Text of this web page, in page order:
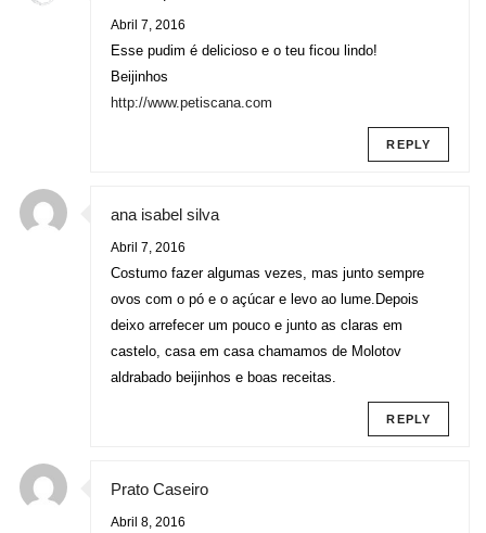
Abril 7, 2016
Esse pudim é delicioso e o teu ficou lindo!
Beijinhos
http://www.petiscana.com
REPLY
ana isabel silva
Abril 7, 2016
Costumo fazer algumas vezes, mas junto sempre
ovos com o pó e o açúcar e levo ao lume.Depois
deixo arrefecer um pouco e junto as claras em
castelo, casa em casa chamamos de Molotov
aldrabado beijinhos e boas receitas.
REPLY
Prato Caseiro
Abril 8, 2016